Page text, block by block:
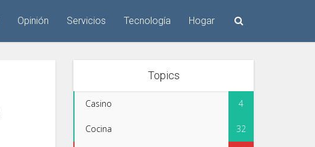
Opinión Servicios Tecnología Hogar
Topics
Casino 4
Cocina 32